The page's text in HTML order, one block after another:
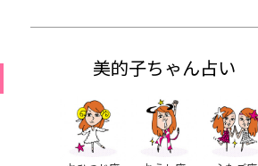
美的子ちゃん占い